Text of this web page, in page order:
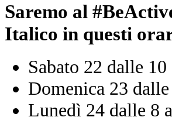
Saremo al
Italico in questi
Sabato 22 dalle
Domenica 23
Lunedì 24 dalle 8